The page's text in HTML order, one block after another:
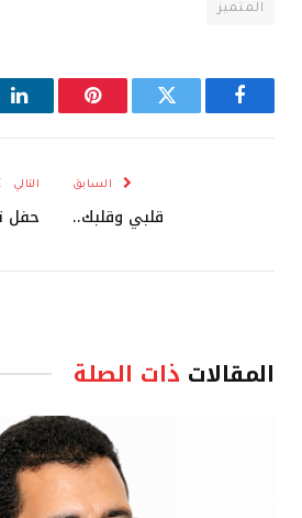
المتميز
فيسبوك تويتر بينتيريست
السابق
قلبي وقلبك..
التالي
حفل
المقالات ذات الصلة